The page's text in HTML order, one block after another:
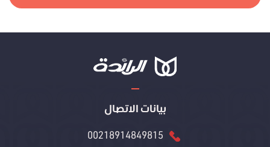
بيانات الاتصال
00218914849815